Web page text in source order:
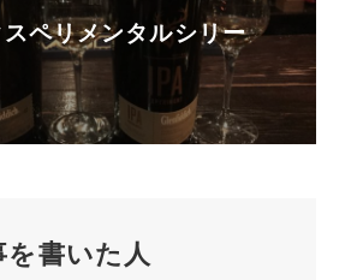
ペリメンタルシリー
を書いた人